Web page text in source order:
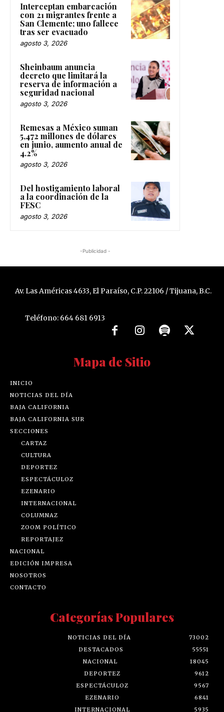
Interceptan embarcación
con 21 migrantes frente a
San Clemente; uno fallece
tras ser evacuado
agosto 3, 2026
Sheinbaum anuncia
decreto que limitará la
reserva de información a
seguridad nacional
agosto 3, 2026
Remesas a México suman
5,472 millones de dólares
en junio, aumento anual de
4.2%
agosto 3, 2026
Del hostigamiento laboral
a la coordinación de la
FESC
agosto 3, 2026
-Publicidad -
Av. Las Américas 4633, El Paraíso, C.P. 22106 / Tijuana, B.C.
Teléfono: 664 681 6913
Mapa de Sitio
INICIO
NOTICIAS DEL DÍA
BAJA CALIFORNIA
BAJA CALIFORNIA SUR
SECCIONES
CARTAZ
CULTURA
DEPORTEZ
ESPECTÁCULOZ
EZENARIO
INTERNACIONAL
COLUMNAZ
ZOOM POLÍTICO
REPORTAJEZ
NACIONAL
EDICIÓN IMPRESA
NOSOTROS
CONTACTO
Categorías Populares
NOTICIAS DEL DÍA
73002
DESTACADOS
55551
NACIONAL
18045
DEPORTEZ
9612
ESPECTÁCULOZ
9567
EZENARIO
6841
INTERNACIONAL
5935